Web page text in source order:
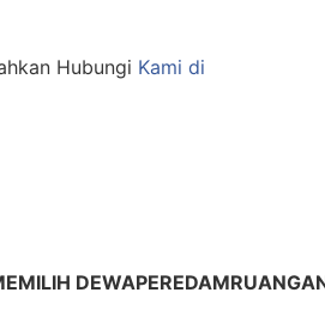
Hubungi Kami di